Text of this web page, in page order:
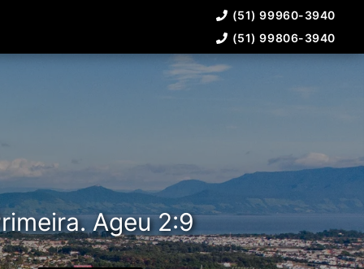
(51) 99960-3940
(51) 99806-3940
Ageu 2:9